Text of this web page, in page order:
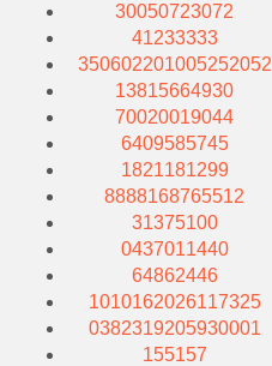
30050723072
41233333
350602201005252052
13815664930
70020019044
6409585745
1821181299
8888168765512
31375100
0437011440
64862446
1010162026117325
0382319205930001
155157